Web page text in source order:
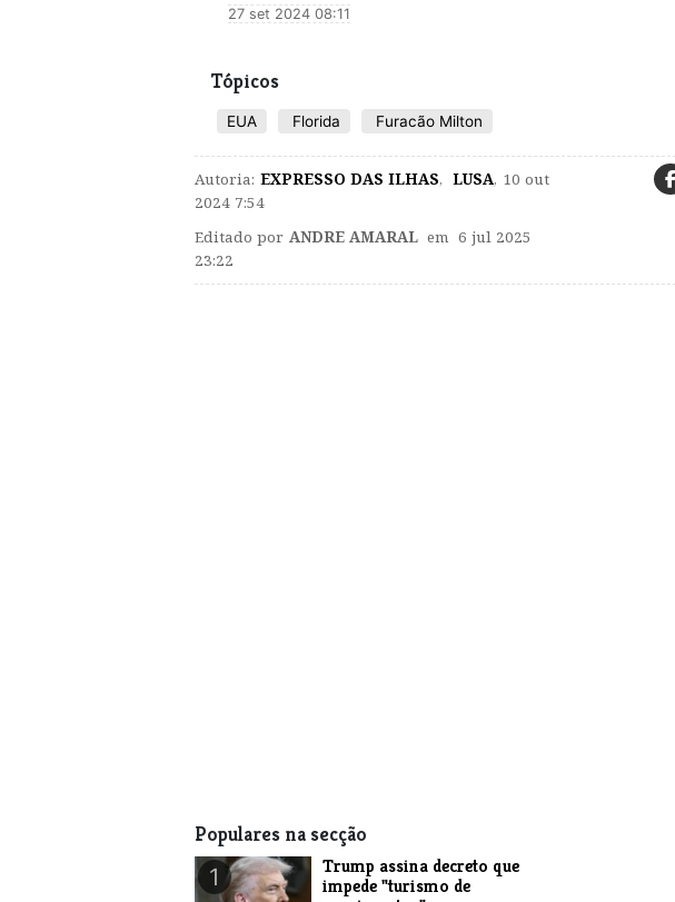
27 set 2024 08:11
Tópicos
EUA Florida Furacão Milton
Autoria: EXPRESSO DAS ILHAS, LUSA, 10 out
2024 7:54
Editado por ANDRE AMARAL em 6 jul 2025
23:22
Populares na secção
1
Trump assina decreto que
impede "turismo de